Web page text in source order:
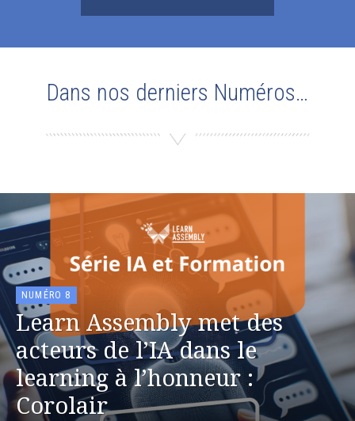
Dans nos derniers Numéros…
NUMÉRO 8
Learn Assembly met des
acteurs de l’IA dans le
learning à l’honneur :
Corolair